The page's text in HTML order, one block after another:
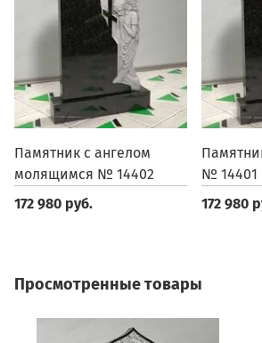
Памятник с ангелом
молящимся № 14402
172 980 руб.
№ 14401
172 980
Просмотренные товары